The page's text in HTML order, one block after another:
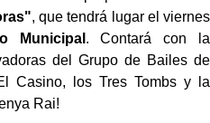
, que tendrá lugar el viernes
Municipal . Contará con la
del Grupo de Bailes de
Casino, los Tres Tombs y la
Rai!